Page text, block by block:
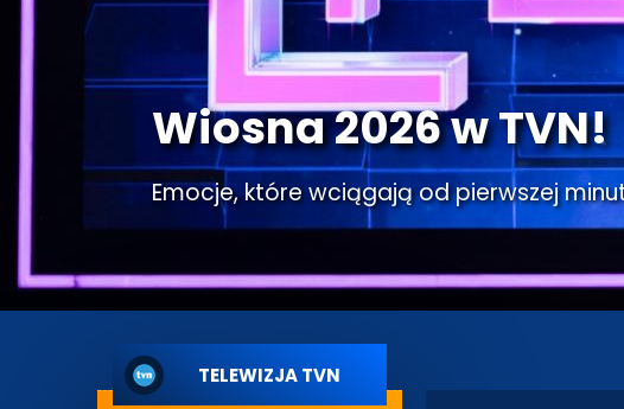
Wiosna 2026 w TVN!
Emocje, które wciągają od pierwszej
TELEWIZJA TVN